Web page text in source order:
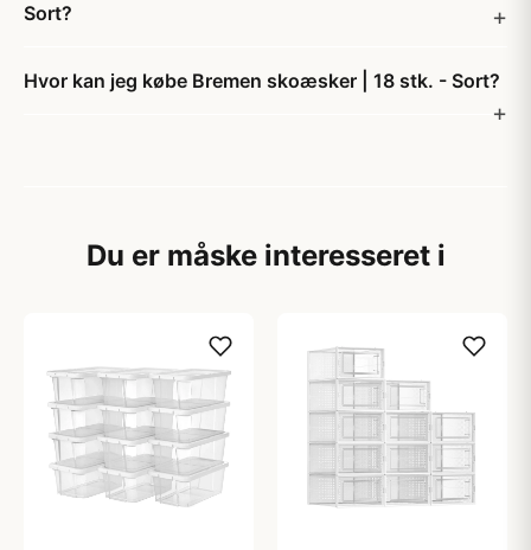
Sort?
Hvor kan jeg købe Bremen skoæsker | 18 stk. - Sort?
Du er måske interesseret i